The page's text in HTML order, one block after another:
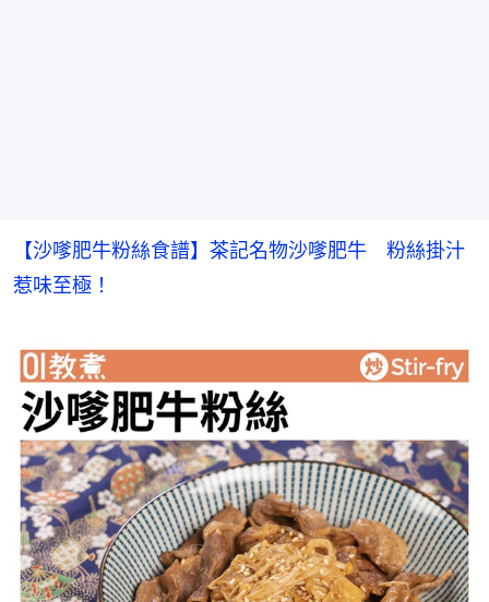
【沙嗲肥牛粉絲食譜】茶記名物沙嗲肥牛　粉絲掛汁
惹味至極！